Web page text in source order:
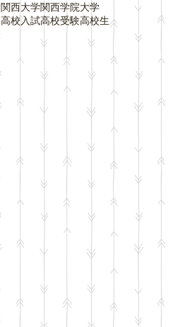
関西大学関西学院大学
高校入試高校受験高校生